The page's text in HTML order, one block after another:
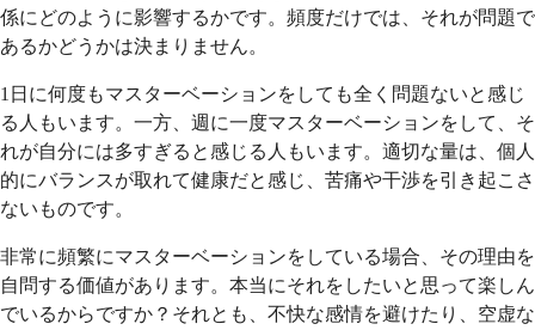
係にどのように影響するかです。頻度だけでは、それが問題で
あるかどうかは決まりません。
1日に何度もマスターベーションをしても全く問題ないと感じ
る人もいます。一方、週に一度マスターベーションをして、そ
れが自分には多すぎると感じる人もいます。適切な量は、個人
的にバランスが取れて健康だと感じ、苦痛や干渉を引き起こさ
ないものです。
非常に頻繁にマスターベーションをしている場合、その理由を
自問する価値があります。本当にそれをしたいと思って楽しん
でいるからですか？それとも、不快な感情を避けたり、空虚な